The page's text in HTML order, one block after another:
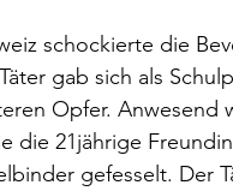
schockierte die
gab sich als
Opfer. Anwesend
die 21jährige
gefesselt. Der